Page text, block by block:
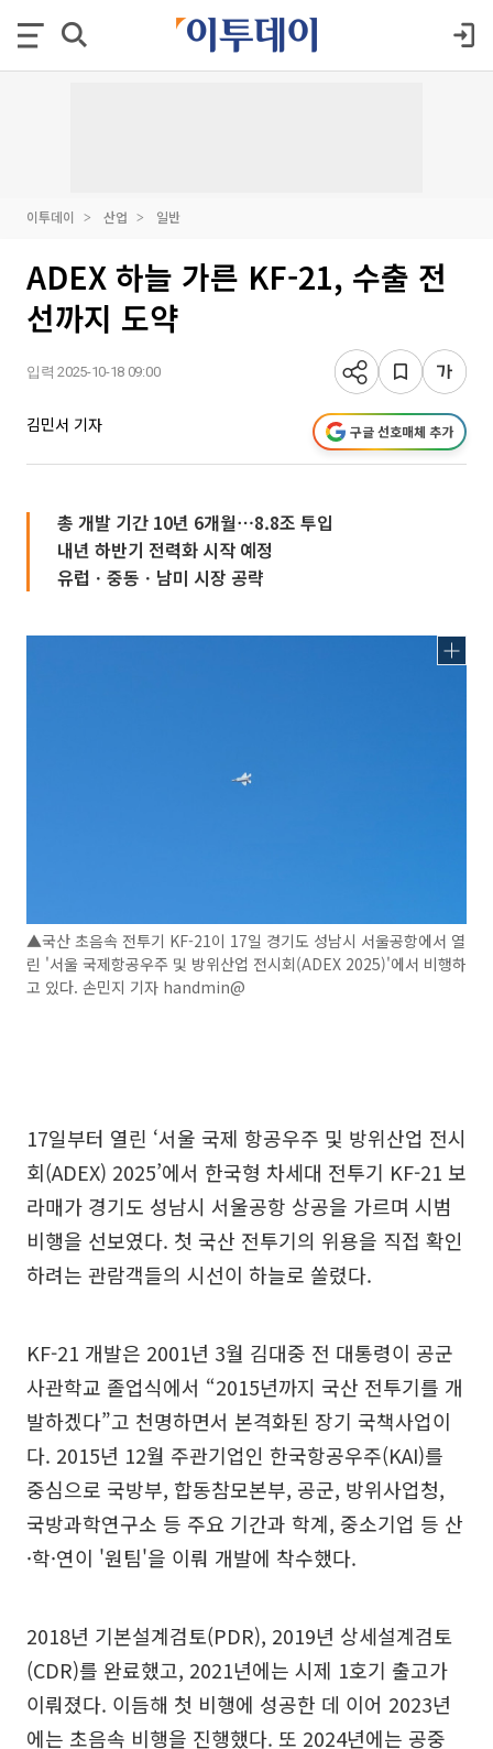
이투데이 산업 일반
ADEX 하늘 가른 KF-21, 수출 전
선까지 도약
입력 2025-10-18 09:00
김민서 기자 구글 선호매체 추가
총 개발 기간 10년 6개월⋯8.8조 투입
내년 하반기 전력화 시작 예정
유럽ㆍ중동ㆍ남미 시장 공략
▲국산 초음속 전투기 KF-21이 17일 경기도 성남시 서울공항에서 열
린 '서울 국제항공우주 및 방위산업 전시회(ADEX 2025)'에서 비행하
고 있다. 손민지 기자 handmin@
17일부터 열린 ‘서울 국제 항공우주 및 방위산업 전시
회(ADEX) 2025’에서 한국형 차세대 전투기 KF-21 보
라매가 경기도 성남시 서울공항 상공을 가르며 시범
비행을 선보였다. 첫 국산 전투기의 위용을 직접 확인
하려는 관람객들의 시선이 하늘로 쏠렸다.
KF-21 개발은 2001년 3월 김대중 전 대통령이 공군
사관학교 졸업식에서 “2015년까지 국산 전투기를 개
발하겠다”고 천명하면서 본격화된 장기 국책사업이
다. 2015년 12월 주관기업인 한국항공우주(KAI)를
중심으로 국방부, 합동참모본부, 공군, 방위사업청,
국방과학연구소 등 주요 기간과 학계, 중소기업 등 산
·학·연이 '원팀'을 이뤄 개발에 착수했다.
2018년 기본설계검토(PDR), 2019년 상세설계검토
(CDR)를 완료했고, 2021년에는 시제 1호기 출고가
이뤄졌다. 이듬해 첫 비행에 성공한 데 이어 2023년
에는 초음속 비행을 진행했다. 또 2024년에는 공중